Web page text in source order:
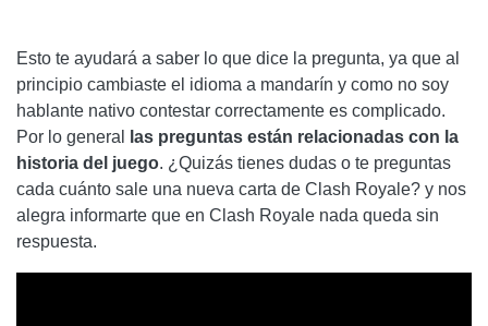
Esto te ayudará a saber lo que dice la pregunta, ya que al
principio cambiaste el idioma a mandarín y como no soy
hablante nativo contestar correctamente es complicado.
Por lo general
las preguntas están relacionadas con la
historia del juego. ¿Quizás tienes dudas o te preguntas
cada cuánto sale una nueva carta de Clash Royale? y nos
alegra informarte que en Clash Royale nada queda sin
respuesta.